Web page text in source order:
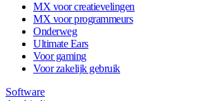
MX voor creatievelingen
MX voor programmeurs
Onderweg
Ultimate Ears
Voor gaming
Voor zakelijk gebruik
Software